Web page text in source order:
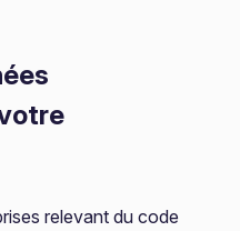
relevant du code